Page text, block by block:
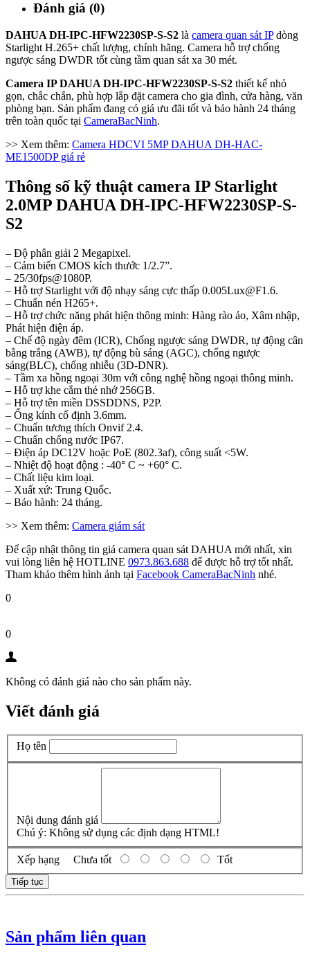
Đánh giá (0)
DAHUA DH-IPC-HFW2230SP-S-S2 là camera quan sát IPdòng
Starlight H.265+ chất lượng, chính hãng. Camera hỗ trợ chống
ngược sáng DWDR tốt cùng tầm quan sát xa 30 mét.
Camera IP DAHUA DH-IPC-HFW2230SP-S-S2 thiết kế nhỏ
gọn, chắc chắn, phù hợp lắp đặt camera cho gia đình, cửa hàng, văn
phòng bạn. Sản phẩm đang có giá ưu đãi tốt và bảo hành 24 tháng
trên toàn quốc tại CameraBacNinh.
>> Xem thêm: Camera HDCVI 5MP DAHUA DH-HAC-
ME1500DP giá rẻ
Thông số kỹ thuật camera IP Starlight
2.0MP DAHUA DH-IPC-HFW2230SP-S-
S2
– Độ phân giải 2 Megapixel.
– Cảm biến CMOS kích thước 1/2.7”.
– 25/30fps@1080P.
– Hỗ trợ Starlight với độ nhạy sáng cực thấp 0.005Lux@F1.6.
– Chuẩn nén H265+.
– Hỗ trợ chức năng phát hiện thông minh: Hàng rào ảo, Xâm nhập,
Phát hiện điện áp.
– Chế độ ngày đêm (ICR), Chống ngược sáng DWDR, tự động cân
bằng trắng (AWB), tự động bù sáng (AGC), chống ngược
sáng(BLC), chống nhiễu (3D-DNR).
– Tầm xa hồng ngoại 30m với công nghệ hồng ngoại thông minh.
– Hỗ trợ khe cắm thẻ nhớ 256GB.
– Hỗ trợ tên miền DSSDDNS, P2P.
– Ống kính cố định 3.6mm.
– Chuẩn tương thích Onvif 2.4.
– Chuẩn chống nước IP67.
– Điện áp DC12V hoặc PoE (802.3af), công suất <5W.
– Nhiệt độ hoạt động : -40° C ~ +60° C.
– Chất liệu kim loại.
– Xuất xứ: Trung Quốc.
– Bảo hành: 24 tháng.
>> Xem thêm: Camera giám sát
Để cập nhật thông tin giá camera quan sát DAHUA mới nhất, xin
vui lòng liên hệ HOTLINE 0973.863.688 để được hỗ trợ tốt nhất.
Tham khảo thêm hình ảnh tại Facebook CameraBacNinh nhé.
0
0
Không có đánh giá nào cho sản phẩm này.
Viết đánh giá
Họ tên
Nội dung đánh giá
Chú ý: Không sử dụng các định dạng HTML!
Xếp hạng Chưa tốt Tốt
Tiếp tục
Sản phẩm liên quan